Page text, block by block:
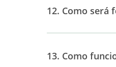
12. Como será
13. Como